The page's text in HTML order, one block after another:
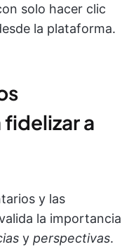
solo hacer clic
la plataforma.
a
y las
la importancia
y perspectivas.